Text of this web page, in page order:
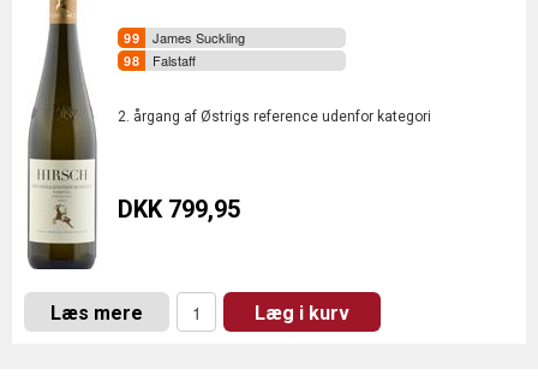
James Suckling
Falstaff
2. årgang af Østrigs reference udenfor kategori
DKK 799,95
Læs mere Læg i kurv